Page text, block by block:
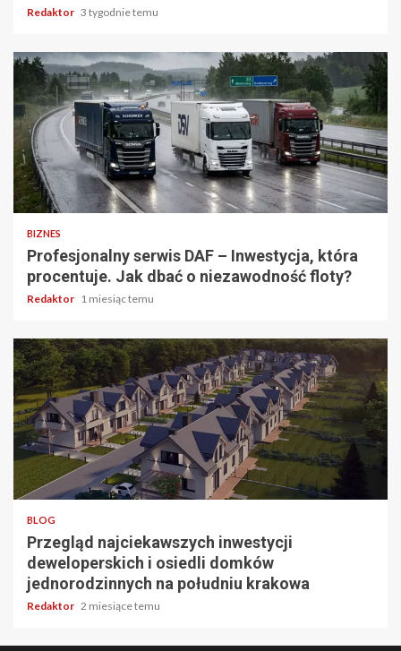
Redaktor 3 tygodnie temu
6 min odczytu
BIZNES
Profesjonalny serwis DAF – Inwestycja, która
procentuje. Jak dbać o niezawodność floty?
Redaktor 1 miesiąc temu
4 min odczytu
BLOG
Przegląd najciekawszych inwestycji
deweloperskich i osiedli domków
jednorodzinnych na południu krakowa
Redaktor 2 miesiące temu